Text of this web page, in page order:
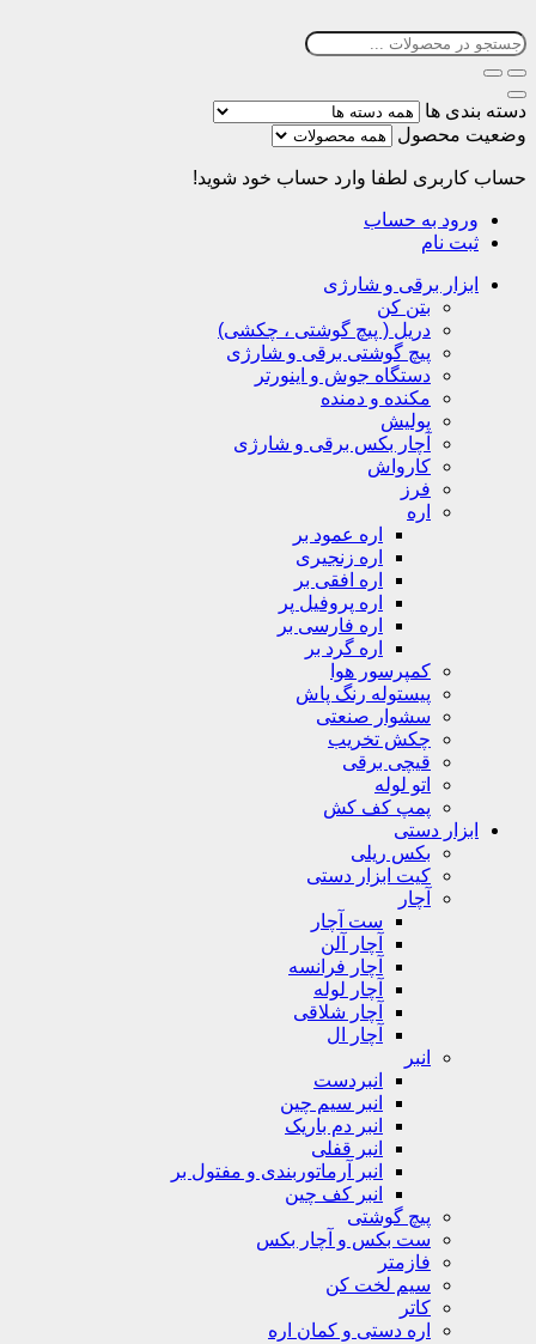
دسته بندی ها
وضعیت محصول
حساب کاربری لطفا وارد حساب خود شوید!
ورود به حساب
ثبت نام
ابزار برقی و شارژی
بتن کن
دریل ( پیچ گوشتی ، چکشی)
پیچ گوشتی برقی و شارژی
دستگاه جوش و اینورتر
مکنده و دمنده
پولیش
آچار بکس برقی و شارژی
کارواش
فرز
اره
اره عمود بر
اره زنجیری
اره افقی بر
اره پروفیل پر
اره فارسی بر
اره گرد بر
کمپرسور هوا
پیستوله رنگ پاش
سشوار صنعتی
چکش تخریب
قیچی برقی
اتو لوله
پمپ کف کش
ابزار دستی
بکس ریلی
کیت ابزار دستی
آچار
ست آچار
آچار آلن
آچار فرانسه
آچار لوله
آچار شلاقی
آچار ال
انبر
انبردست
انبر سیم چین
انبر دم باریک
انبر قفلی
انبر آرماتوربندی و مفتول بر
انبر کف چین
پیچ گوشتی
ست بکس و آچار بکس
فازمتر
سیم لخت کن
کاتر
اره دستی و کمان اره